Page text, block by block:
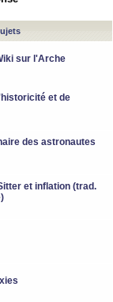
sur l'Arche
et de
des astronautes
et inflation (trad.